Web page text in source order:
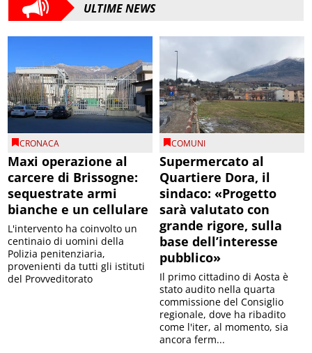
ULTIME NEWS
CRONACA
Maxi operazione al
carcere di Brissogne:
sequestrate armi
bianche e un cellulare
L'intervento ha coinvolto un
centinaio di uomini della
Polizia penitenziaria,
provenienti da tutti gli istituti
del Provveditorato
COMUNI
Supermercato al
Quartiere Dora, il
sindaco: «Progetto
sarà valutato con
grande rigore, sulla
base dell’interesse
pubblico»
Il primo cittadino di Aosta è
stato audito nella quarta
commissione del Consiglio
regionale, dove ha ribadito
come l'iter, al momento, sia
ancora ferm...